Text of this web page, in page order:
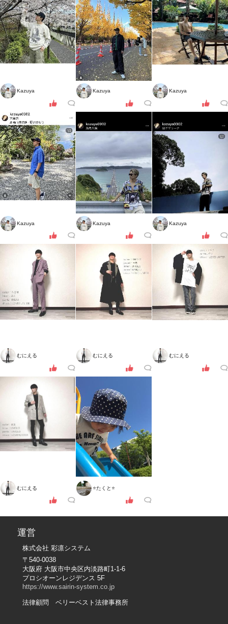
Kazuya Kazuya Kazuya
Kazuya Kazuya Kazuya
むにえる むにえる むにえる
むにえる ⭐️たくと⭐️
運営
株式会社 彩凛システム
〒540-0038
大阪府 大阪市中央区内淡路町1-1-6
プロシオーンレジデンス 5F
https://www.sairin-system.co.jp
法律顧問 ベリーベスト法律事務所